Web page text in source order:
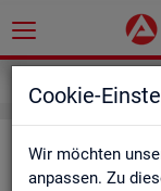
Cookie-
Wir möchten
anpassen. Zu